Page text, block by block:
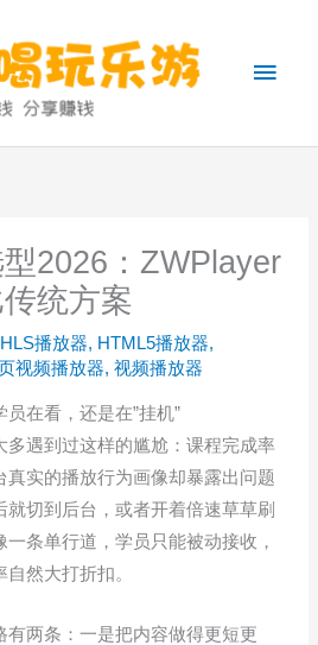
主
2026：ZWPlayer
统方案
HLS播放器, HTML5播放器,
视频播放器,视频播放器
在看，还是在”挂机”
多遇到过这样的尴尬：课程完成率
真实的播放行为画像却暴露出问题
切到后台，或者开着倍速草草刷
条单行道，学员只能被动接收，
然大打折扣。
有两条：一是把内容做得更短更